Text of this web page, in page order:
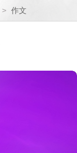
> 作文